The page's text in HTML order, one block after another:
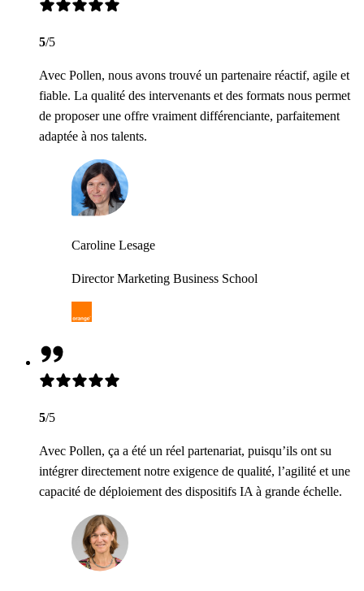
5/5
Avec Pollen, nous avons trouvé un partenaire réactif, agile et
fiable. La qualité des intervenants et des formats nous permet
de proposer une offre vraiment différenciante, parfaitement
adaptée à nos talents.
Caroline Lesage
Director Marketing Business School
5/5
Avec Pollen, ça a été un réel partenariat, puisqu’ils ont su
intégrer directement notre exigence de qualité, l’agilité et une
capacité de déploiement des dispositifs IA à grande échelle.